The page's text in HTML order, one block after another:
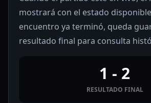
mostrará con el estado
encuentro ya terminó, queda
resultado final para consulta
1 - 2
RESULTADO FINAL